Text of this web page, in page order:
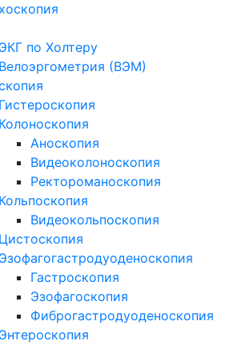
ЭКГ по Холтеру
Велоэргометрия (ВЭМ)
Гистероскопия
Колоноскопия
Аноскопия
Видеоколоноскопия
Ректороманоскопия
Кольпоскопия
Видеокольпоскопия
Цистоскопия
Эзофагогастродуоденоскопия
Гастроскопия
Эзофагоскопия
Фиброгастродуоденоскопия
Энтероскопия